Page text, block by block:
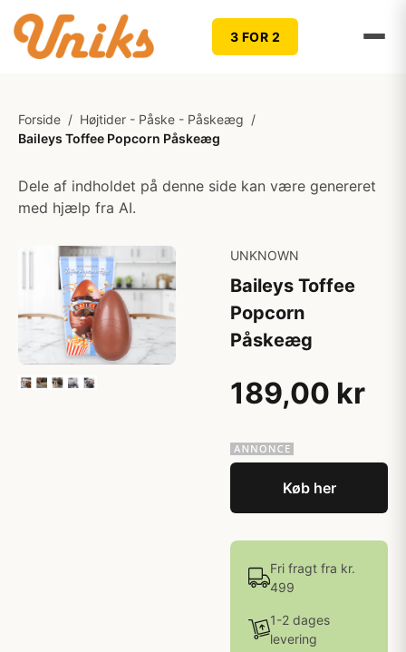
3 FOR 2
Forside / Højtider - Påske - Påskeæg /
Baileys Toffee Popcorn Påskeæg
Dele af indholdet på denne side kan være genereret
med hjælp fra AI.
UNKNOWN
Baileys Toffee
Popcorn
Påskeæg
189,00 kr
Køb her
Fri fragt fra kr.
499
1-2 dages
levering